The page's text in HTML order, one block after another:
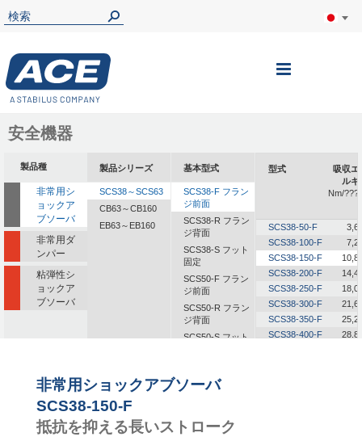
ナ
安全機器
製品種
非常用シ
ョックア
ブソーバ
非常用ダ
ンパー
粘弾性シ
ョックア
ブソーバ
製品シリーズ
SCS38～SCS63
CB63～CB160
EB63～EB160
基本型式
SCS38-F フラン
ジ前面
SCS38-R フラン
ジ背面
SCS38-S フット
固定
SCS50-F フラン
ジ前面
SCS50-R フラン
ジ背面
SCS50-S フット
ジ背面
SCS63-F フラン
ジ前面
型式
吸収エ
ルギ
Nm/
SCS38-50-F
SCS38-100-F
SCS38-150-F
SCS38-200-F
SCS38-250-F
SCS38-300-F
SCS38-350-F
SCS38-400-F
非常用ショックアブソーバ
SCS38-150-F
抵抗を抑える長いストローク